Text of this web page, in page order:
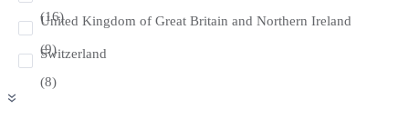
(16)
United Kingdom of Great Britain and Northern Ireland
(9)
Switzerland
(8)